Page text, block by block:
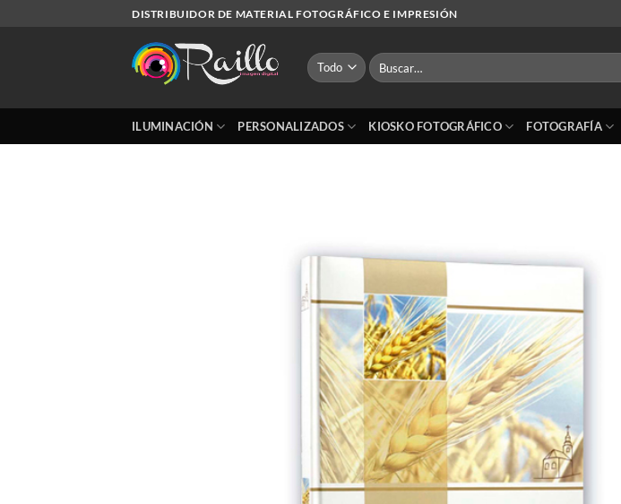
DISTRIBUIDOR DE MATERIAL FOTOGRÁFICO E IMPRESIÓN
Buscar
por:
ILUMINACIÓN PERSONALIZADOS KIOSKO FOTOGRÁFICO FOTOGRAFÍA